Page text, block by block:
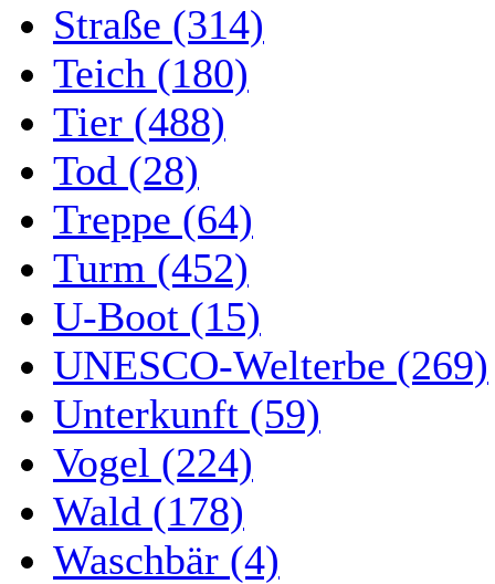
Straße (314)
Teich (180)
Tier (488)
Tod (28)
Treppe (64)
Turm (452)
U-Boot (15)
UNESCO-Welterbe (269)
Unterkunft (59)
Vogel (224)
Wald (178)
Waschbär (4)